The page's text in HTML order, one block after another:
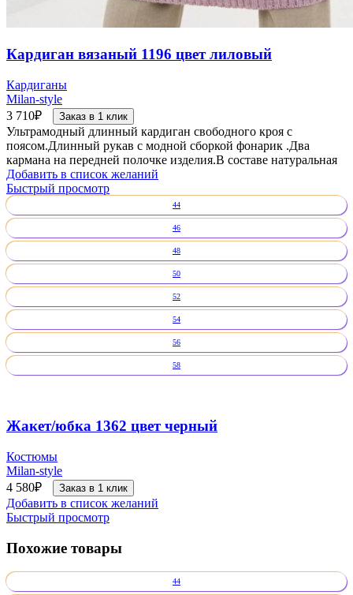
Кардиган вязаный 1196 цвет лиловый
Кардиганы
Milan-style
3 710₽ Заказ в 1 клик
Ультрамодный длинный кардиган свободного кроя с
поясом.Длинный рукав с модной сборкой фонарик .Два
кармана на передней полочке изделия.В составе натуральная
Добавить в список желаний
Быстрый просмотр
44
46
48
50
52
54
56
58
Жакет/юбка 1362 цвет черный
Костюмы
Milan-style
4 580₽ Заказ в 1 клик
Добавить в список желаний
Быстрый просмотр
Похожие товары
44